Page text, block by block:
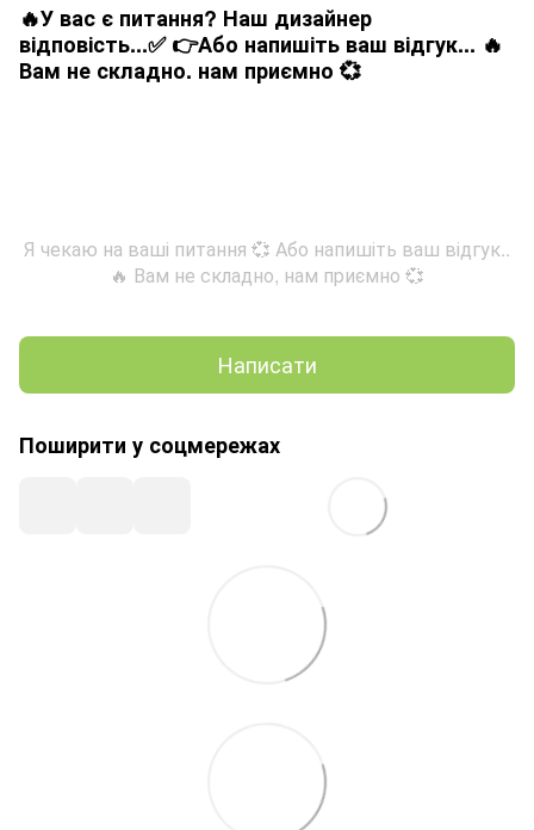
🔥У вас є питання? Наш дизайнер
відповість...✅ 👉Або напишіть ваш відгук... 🔥
Вам не складно. нам приємно 💞
Я чекаю на ваші питання 💞 Або напишіть ваш відгук..
🔥 Вам не складно, нам приємно 💞
Написати
Поширити у соцмережах